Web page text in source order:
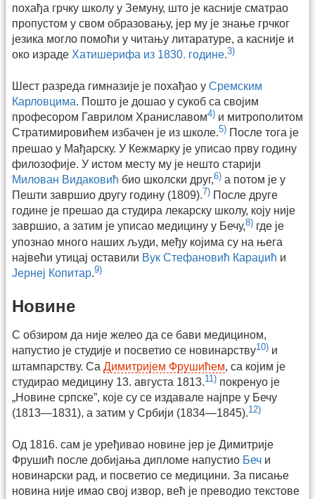
похађа грчку школу у Земуну, што је касније сматрао
пропустом у свом образовању, јер му је знање грчког
језика могло помоћи у читању литаратуре, а касније и
око израде Хатишерифа из 1830. године.3)
Шест разреда гимназије је похађао у Сремским
Карловцима. Пошто је дошао у сукоб са својим
професором Гаврилом Храниславом4) и митрополитом
Стратимировићем избачен је из школе.5) После тога је
прешао у Мађарску. У Кежмарку је уписао прву годину
филозофије. У истом месту му је нешто старији
Милован Видаковић био школски друг,6) а потом је у
Пешти завршио другу годину (1809).7) После друге
године је прешао да студира лекарску школу, коју није
завршио, а затим је уписао медицину у Бечу,8) где је
упознао много наших људи, међу којима су на њега
највећи утицај оставили Вук Стефановић Караџић и
Јернеј Копитар.9)
Новине
С обзиром да није желео да се бави медицином,
напустио је студије и посветио се новинарству10) и
штампарству. Са Димитријем Фрушићем, са којим је
студирао медицину 13. августа 1813.11) покренуо је
„Новине српске”, које су се издавале најпре у Бечу
(1813—1831), а затим у Србији (1834—1845).12)
Од 1816. сам је уређивао новине јер је Димитрије
Фрушић после добијања дипломе напустио Беч и
новинарски рад, и посветио се медицини. За писање
новина није имао свој извор, већ је преводио текстове